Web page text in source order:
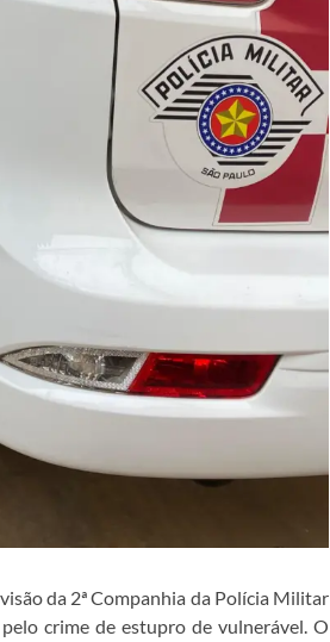
da 2ª Companhia da Polícia Militar
crime de estupro de vulnerável. O